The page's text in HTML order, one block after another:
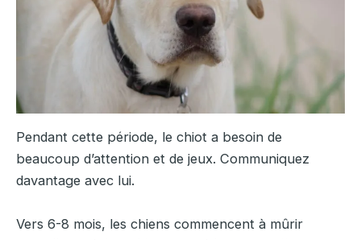
Pendant cette période, le chiot a besoin de
beaucoup d’attention et de jeux. Communiquez
davantage avec lui.
Vers 6-8 mois, les chiens commencent à mûrir